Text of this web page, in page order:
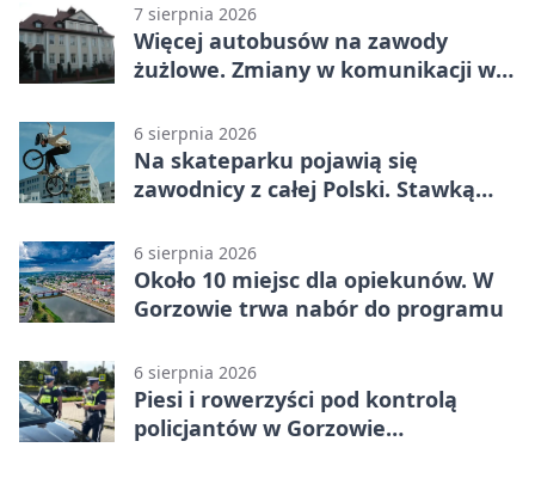
7 sierpnia 2026
Więcej autobusów na zawody
żużlowe. Zmiany w komunikacji w
6 sierpnia 2026
Na skateparku pojawią się
zawodnicy z całej Polski. Stawką
6 sierpnia 2026
Około 10 miejsc dla opiekunów. W
Gorzowie trwa nabór do programu
6 sierpnia 2026
Piesi i rowerzyści pod kontrolą
policjantów w Gorzowie